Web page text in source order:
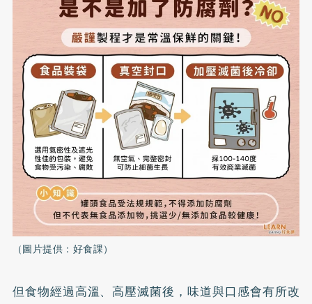
（圖片提供：好食課）
但食物經過高溫、高壓滅菌後，味道與口感會有所改